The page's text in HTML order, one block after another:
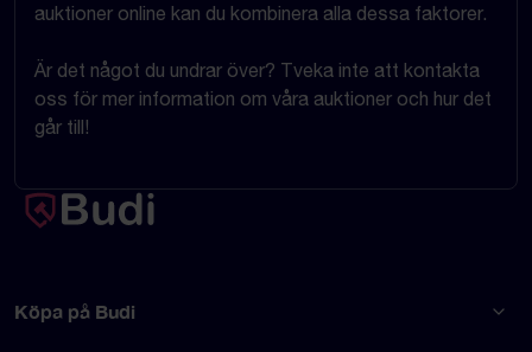
auktioner online kan du kombinera alla dessa faktorer.
Är det något du undrar över? Tveka inte att kontakta
oss för mer information om våra auktioner och hur det
går till!
Köpa på Budi